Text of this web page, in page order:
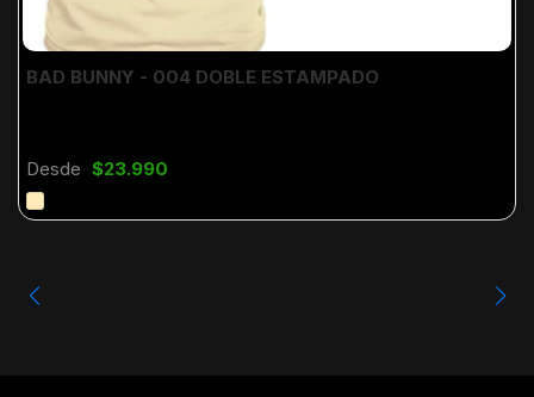
BAD BUNNY - 004 DOBLE ESTAMPADO
Desde $23.990